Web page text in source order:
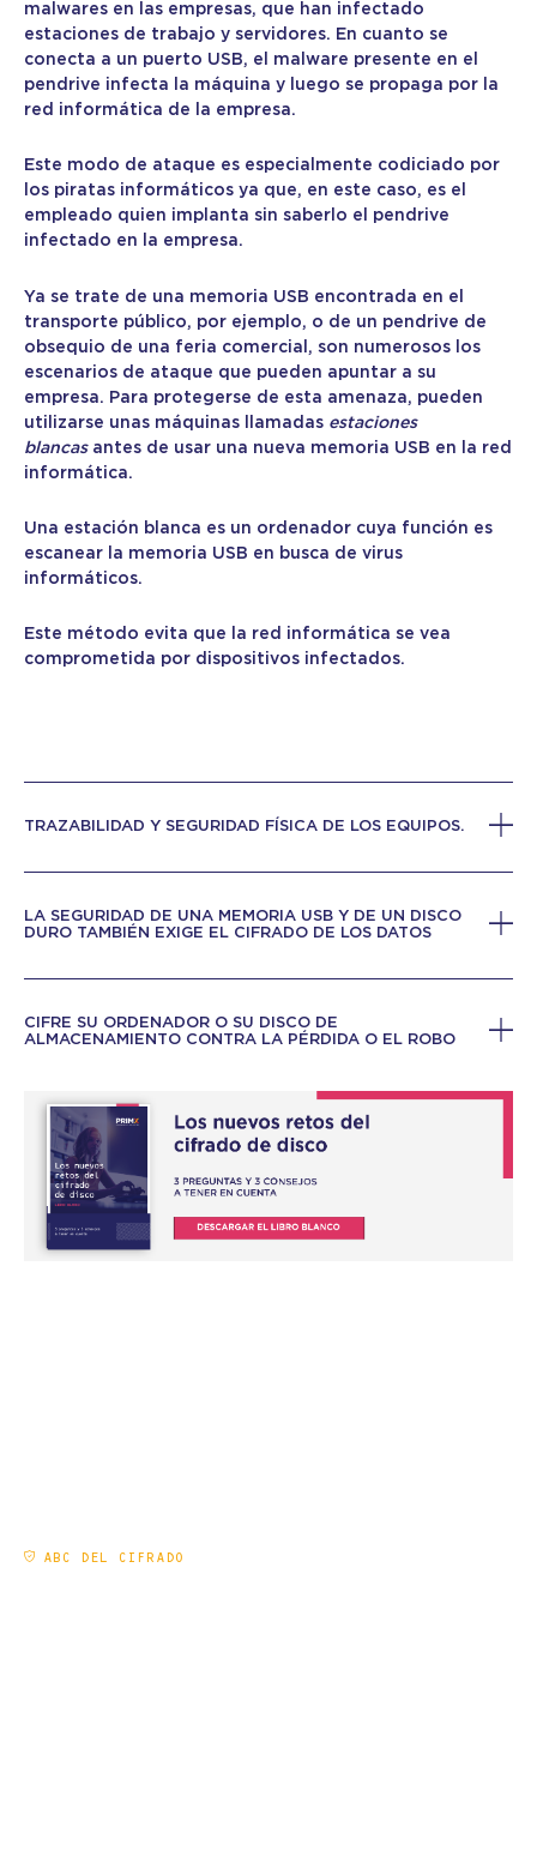
malwares en las empresas, que han infectado
estaciones de trabajo y servidores. En cuanto se
conecta a un puerto USB, el malware presente en el
pendrive infecta la máquina y luego se propaga por la
red informática de la empresa.
Este modo de ataque es especialmente codiciado por
los piratas informáticos ya que, en este caso, es el
empleado quien implanta sin saberlo el pendrive
infectado en la empresa.
Ya se trate de una memoria USB encontrada en el
transporte público, por ejemplo, o de un pendrive de
obsequio de una feria comercial, son numerosos los
escenarios de ataque que pueden apuntar a su
empresa. Para protegerse de esta amenaza, pueden
utilizarse unas máquinas llamadas estaciones
blancasantes de usar una nueva memoria USB en la red
informática.
Una estación blanca es un ordenador cuya función es
escanear la memoria USB en busca de virus
informáticos.
Este método evita que la red informática se vea
comprometida por dispositivos infectados.
TRAZABILIDAD Y SEGURIDAD FÍSICA DE LOS EQUIPOS.
LA SEGURIDAD DE UNA MEMORIA USB Y DE UN DISCO
DURO TAMBIÉN EXIGE EL CIFRADO DE LOS DATOS
CIFRE SU ORDENADOR O SU DISCO DE
ALMACENAMIENTO CONTRA LA PÉRDIDA O EL ROBO
ABC DEL CIFRADO